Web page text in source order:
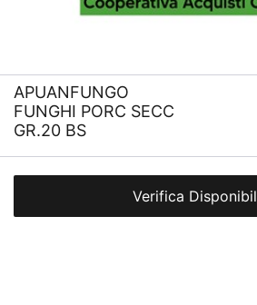
APUANFUNGO
FUNGHI PORC SECC
GR.20 BS
Verifica